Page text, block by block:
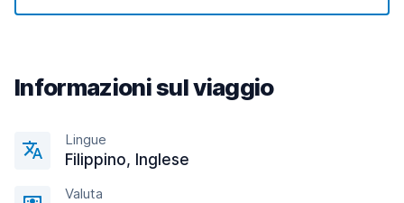
Informazioni sul viaggio
Lingue
Filippino, Inglese
Valuta